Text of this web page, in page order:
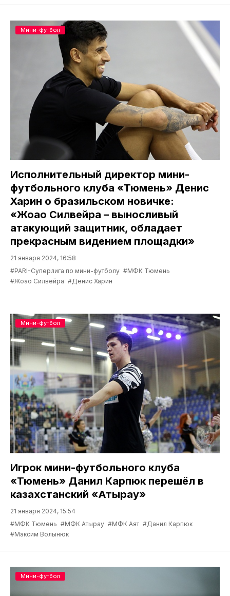
Исполнительный директор мини-
футбольного клуба «Тюмень» Денис
Харин о бразильском новичке:
«Жоао Силвейра – выносливый
атакующий защитник, обладает
прекрасным видением площадки»
21 января 2024, 16:58
#PARI-Суперлига по мини-футболу #МФК Тюмень
#Жоао Силвейра #Денис Харин
Мини-футбол
Игрок мини-футбольного клуба
«Тюмень» Данил Карпюк перешёл в
казахстанский «Атырау»
21 января 2024, 15:54
#МФК Тюмень #МФК Атырау #МФК Аят #Данил Карпюк
#Максим Волынюк
Мини-футбол
Мини-футбол